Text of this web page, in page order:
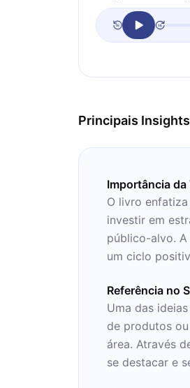
Principais Insights
Importância
O livro
investir em
público-alvo.
um ciclo
Referência no
Uma das
de produtos
área. Através
se destacar e